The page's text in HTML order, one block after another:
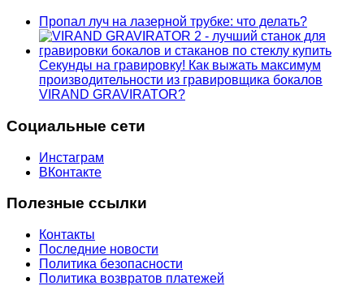
Пропал луч на лазерной трубке: что делать?
Секунды на гравировку! Как выжать максимум
производительности из гравировщика бокалов
VIRAND GRAVIRATOR?
Социальные сети
Инстаграм
ВКонтакте
Полезные ссылки
Контакты
Последние новости
Политика безопасности
Политика возвратов платежей